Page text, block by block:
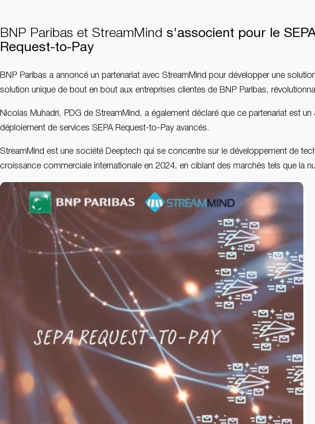
BNP Paribas et StreamMind s'associent pour le
Request-to-Pay
BNP Paribas a annoncé un partenariat avec StreamMind pour développer une
solution unique de bout en bout aux entreprises clientes de BNP Paribas,
Nicolas Muhadri, PDG de StreamMind, a également déclaré que ce partenariat est
déploiement de services SEPA Request-to-Pay avancés.
StreamMind est une société Deeptech qui se concentre sur le développement de
croissance commerciale internationale en 2024, en ciblant des marchés tels que la